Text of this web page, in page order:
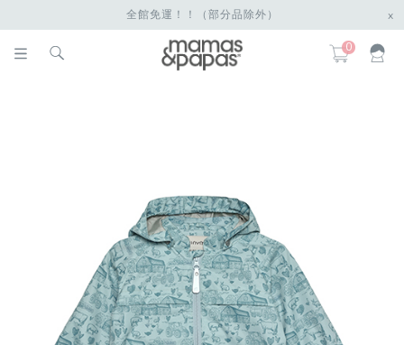
全館免運！！（部分品除外） x
0